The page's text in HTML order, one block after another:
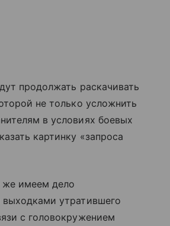
продолжать раскачивать
не только усложнить
в условиях боевых
картинку «запроса
имеем дело
утратившего
с головокружением